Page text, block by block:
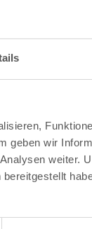
geben wir
weiter.